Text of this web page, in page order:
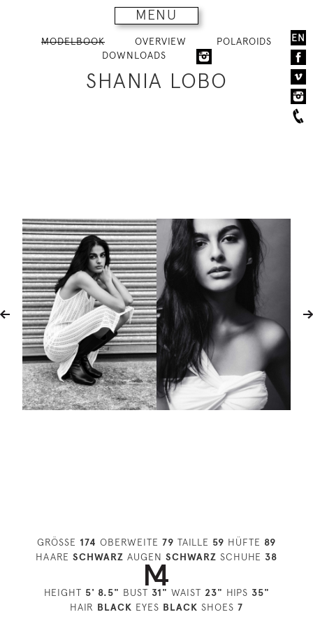
MENU
EN
MODELBOOK OVERVIEW
POLAROIDS
DOWNLOADS
SHANIA LOBO
GRÖSSE 174 OBERWEITE 79 TAILLE 59 HÜFTE 89
HAARE SCHWARZ AUGEN SCHWARZ SCHUHE 38
HEIGHT 5' 8.5" BUST 31" WAIST 23" HIPS 35"
HAIR BLACK EYES BLACK SHOES 7